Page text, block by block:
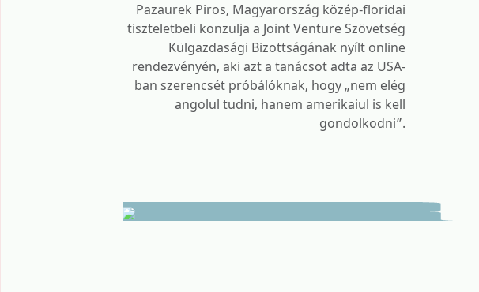
Pazaurek Piros, Magyarország közép-floridai
tiszteletbeli konzulja a Joint Venture Szövetség
Külgazdasági Bizottságának nyílt online
rendezvényén, aki azt a tanácsot adta az USA-
ban szerencsét próbálóknak, hogy „nem elég
angolul tudni, hanem amerikaiul is kell
gondolkodni”.